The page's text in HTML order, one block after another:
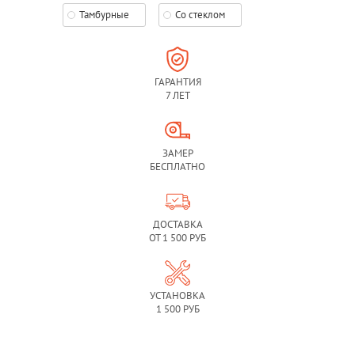
Тамбурные Со стеклом
ГАРАНТИЯ
7 ЛЕТ
ЗАМЕР
БЕСПЛАТНО
ДОСТАВКА
ОТ 1 500 РУБ
УСТАНОВКА
1 500 РУБ